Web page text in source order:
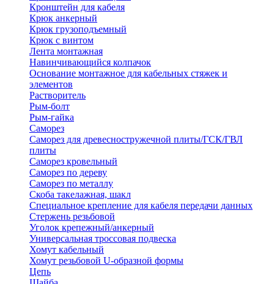
Кронштейн для кабеля
Крюк анкерный
Крюк грузоподъемный
Крюк с винтом
Лента монтажная
Навинчивающийся колпачок
Основание монтажное для кабельных стяжек и
элементов
Растворитель
Рым-болт
Рым-гайка
Саморез
Саморез для древесностружечной плиты/ГСК/ГВЛ
плиты
Саморез кровельный
Саморез по дереву
Саморез по металлу
Скоба такелажная, шакл
Специальное крепление для кабеля передачи данных
Стержень резьбовой
Уголок крепежный/анкерный
Универсальная троссовая подвеска
Хомут кабельный
Хомут резьбовой U-образной формы
Цепь